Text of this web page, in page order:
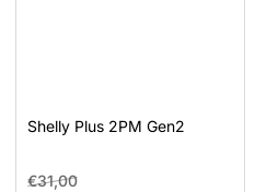
Shelly Plus 2PM Gen2
Prezzo
€31,00Prezzo